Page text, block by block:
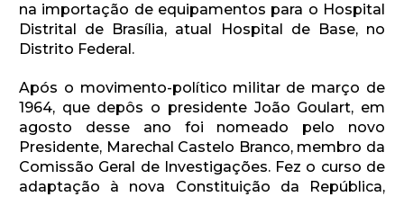
na importação de equipamentos para o Hospital
Distrital de Brasília, atual Hospital de Base, no
Distrito Federal.
Após o movimento-político militar de março de
1964, que depôs o presidente João Goulart, em
agosto desse ano foi nomeado pelo novo
Presidente, Marechal Castelo Branco, membro da
Comissão Geral de Investigações. Fez o curso de
adaptação à nova Constituição da República,